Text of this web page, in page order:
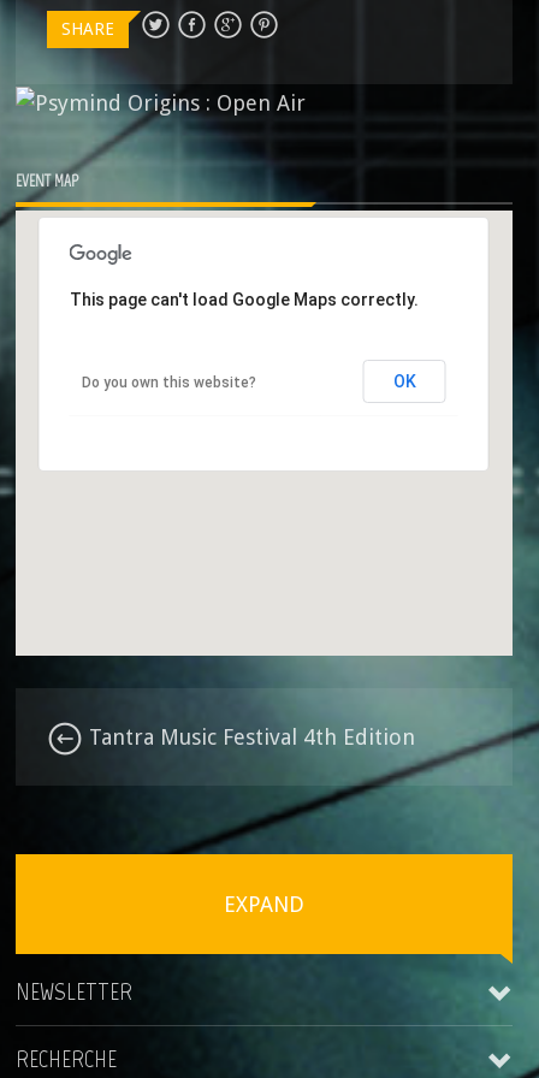
SHARE
EVENT MAP
This page can't load Google Maps correctly.
Do you own this website? OK
Tantra Music Festival 4th Edition
EXPAND
NEWSLETTER
RECHERCHE